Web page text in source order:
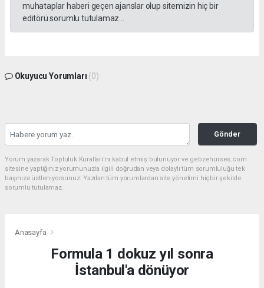
muhataplar haberi geçen ajanslar olup sitemizin hiç bir
editörü sorumlu tutulamaz...
Okuyucu Yorumları (0)
Gönder
Yorum yazarak Topluluk Kuralları’nı kabul etmiş bulunuyor ve gebzehurses.com
sitesine yaptığınız yorumunuzla ilgili doğrudan veya dolaylı tüm sorumluluğu tek
başınıza üstleniyorsunuz. Yazılan tüm yorumlardan site yönetimi hiçbir şekilde
sorumlu tutulamaz.
Anasayfa
Formula 1 dokuz yıl sonra
İstanbul'a dönüyor